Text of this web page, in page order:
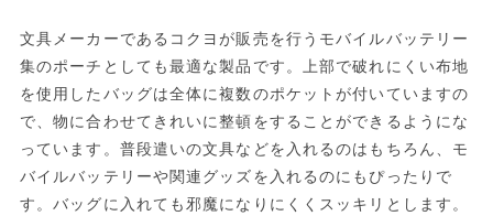
文具メーカーであるコクヨが販売を行うモバイルバッテリー
集のポーチとしても最適な製品です。上部で破れにくい布地
を使用したバッグは全体に複数のポケットが付いていますの
で、物に合わせてきれいに整頓をすることができるようにな
っています。普段遣いの文具などを入れるのはもちろん、モ
バイルバッテリーや関連グッズを入れるのにもぴったりで
す。バッグに入れても邪魔になりにくくスッキリとします。